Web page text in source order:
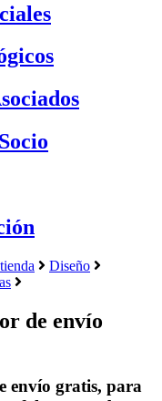
Diseño
de envío
envío gratis, para